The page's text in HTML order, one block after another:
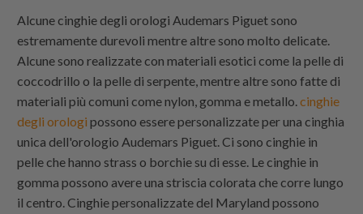
Alcune cinghie degli orologi Audemars Piguet sono
estremamente durevoli mentre altre sono molto delicate.
Alcune sono realizzate con materiali esotici come la pelle di
coccodrillo o la pelle di serpente, mentre altre sono fatte di
materiali più comuni come nylon, gomma e metallo.cinghie
degli orologi possono essere personalizzate per una cinghia
unica dell'orologio Audemars Piguet. Ci sono cinghie in
pelle che hanno strass o borchie su di esse. Le cinghie in
gomma possono avere una striscia colorata che corre lungo
il centro. Cinghie personalizzate del Maryland possono